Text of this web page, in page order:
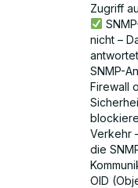
Zugriff
nicht –
SNMP-
Firewall
Verkehr
die
OID